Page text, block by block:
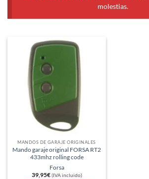
molestias.
MANDOS DE GARAJE ORIGINALES
Mando garaje original FORSA RT2
433mhz rolling code
Forsa
39,95€ (IVA incluido)